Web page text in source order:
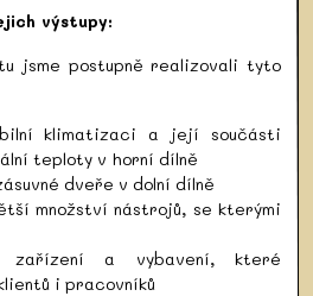
výstupy:
jsme postupně realizovali tyto
klimatizaci a její součásti
teploty v horní dílně
dveře v dolní dílně
množství nástrojů, se kterými
zařízení a vybavení, které
i pracovníků